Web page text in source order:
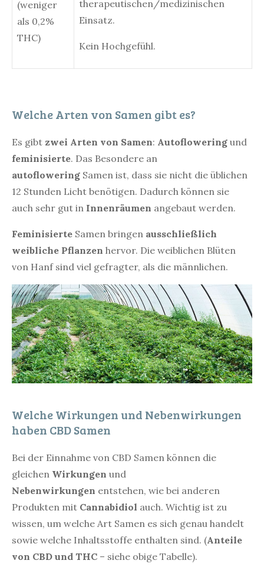
(weniger
als 0,2%
THC)
therapeutischen/medizinischen
Einsatz.
Kein Hochgefühl.
Welche Arten von Samen gibt es?
Es gibt zwei Arten von Samen: Autoflowering und
feminisierte. Das Besondere an
autoflowering Samen ist, dass sie nicht die üblichen
12 Stunden Licht benötigen. Dadurch können sie
auch sehr gut in Innenräumen angebaut werden.
Feminisierte Samen bringen ausschließlich
weibliche Pflanzen hervor. Die weiblichen Blüten
von Hanf sind viel gefragter, als die männlichen.
Welche Wirkungen und Nebenwirkungen
haben CBD Samen
Bei der Einnahme von CBD Samen können die
gleichen Wirkungen und
Nebenwirkungen entstehen, wie bei anderen
Produkten mit Cannabidiol auch. Wichtig ist zu
wissen, um welche Art Samen es sich genau handelt
sowie welche Inhaltsstoffe enthalten sind. (Anteile
von CBD und THC – siehe obige Tabelle).